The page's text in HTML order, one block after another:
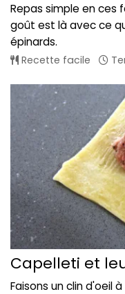
Repas simple en ces
goût est là avec ce
épinards.
Recette facile
Capelleti et
Faisons un clin d'oeil